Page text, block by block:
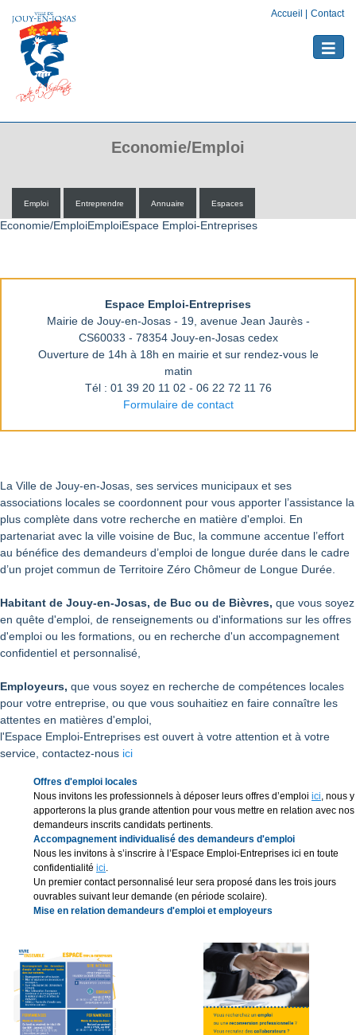
Accueil Contact
Toggle
Economie/Emploi
Emploi Entreprendre Annuaire Espaces
Economie/EmploiEmploiEspace Emploi-Entreprises
Espace Emploi-Entreprises
Mairie de Jouy-en-Josas - 19, avenue Jean Jaurès -
CS60033 - 78354 Jouy-en-Josas cedex
Ouverture de 14h à 18h en mairie et sur rendez-vous le
matin
Tél : 01 39 20 11 02 - 06 22 72 11 76
Formulaire de contact
La Ville de Jouy-en-Josas, ses services municipaux et ses
associations locales se coordonnent pour vous apporter l’assistance la
plus complète dans votre recherche en matière d'emploi. En
partenariat avec la ville voisine de Buc, la commune accentue l’effort
au bénéfice des demandeurs d’emploi de longue durée dans le cadre
d’un projet commun de Territoire Zéro Chômeur de Longue Durée.
Habitant de Jouy-en-Josas, de Buc ou de Bièvres, que vous soyez
en quête d'emploi, de renseignements ou d'informations sur les offres
d'emploi ou les formations, ou en recherche d'un accompagnement
confidentiel et personnalisé,
Employeurs, que vous soyez en recherche de compétences locales
pour votre entreprise, ou que vous souhaitiez en faire connaître les
attentes en matières d'emploi,
l'Espace Emploi-Entreprises est ouvert à votre attention et à votre
service, contactez-nous ici
Offres d'emploi locales
Nous invitons les professionnels à déposer leurs offres d’emploi ici, nous y
apporterons la plus grande attention pour vous mettre en relation avec nos
demandeurs inscrits candidats pertinents.
Accompagnement individualisé des demandeurs d'emploi
Nous les invitons à s’inscrire à l’Espace Emploi-Entreprises ici en toute
confidentialité ici.
Un premier contact personnalisé leur sera proposé dans les trois jours
ouvrables suivant leur demande (en période scolaire).
Mise en relation demandeurs d'emploi et employeurs